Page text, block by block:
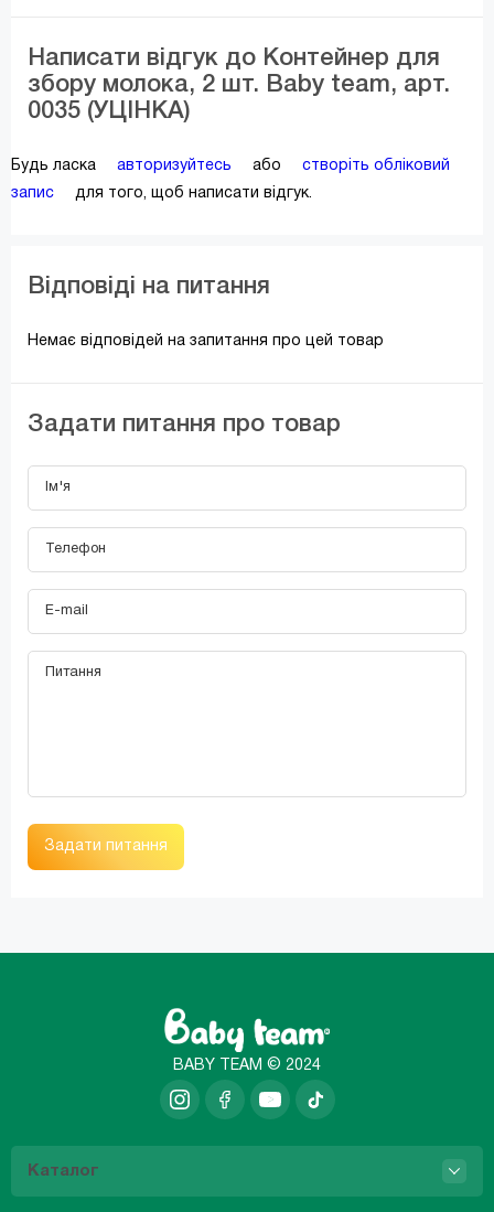
Написати відгук до Контейнер для
збору молока, 2 шт. Baby team, арт.
0035 (УЦІНКА)
Будь ласка авторизуйтесь або
створіть обліковий
запис
для того, щоб написати відгук.
Відповіді на питання
Немає відповідей на запитання про цей товар
Задати питання про товар
Задати питання
BABY TEAM © 2024
Каталог